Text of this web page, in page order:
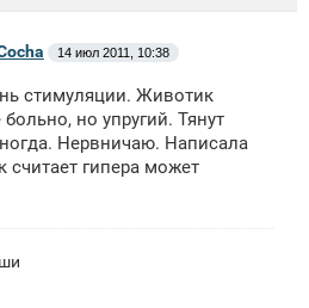
14 июл 2011, 10:38
стимуляции. Животик
но упругий. Тянут
Нервничаю. Написала
считает гипера может